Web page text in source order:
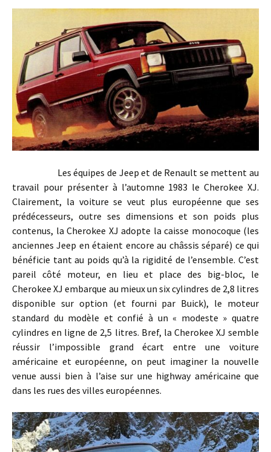
Les équipes de Jeep et de Renault se mettent au
travail pour présenter à l’automne 1983 le Cherokee XJ.
Clairement, la voiture se veut plus européenne que ses
prédécesseurs, outre ses dimensions et son poids plus
contenus, la Cherokee XJ adopte la caisse monocoque (les
anciennes Jeep en étaient encore au châssis séparé) ce qui
bénéficie tant au poids qu’à la rigidité de l’ensemble. C’est
pareil côté moteur, en lieu et place des big-bloc, le
Cherokee XJ embarque au mieux un six cylindres de 2,8 litres
disponible sur option (et fourni par Buick), le moteur
standard du modèle et confié à un « modeste » quatre
cylindres en ligne de 2,5 litres. Bref, la Cherokee XJ semble
réussir l’impossible grand écart entre une voiture
américaine et européenne, on peut imaginer la nouvelle
venue aussi bien à l’aise sur une highway américaine que
dans les rues des villes européennes.